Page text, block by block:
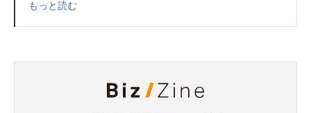
もっと読む